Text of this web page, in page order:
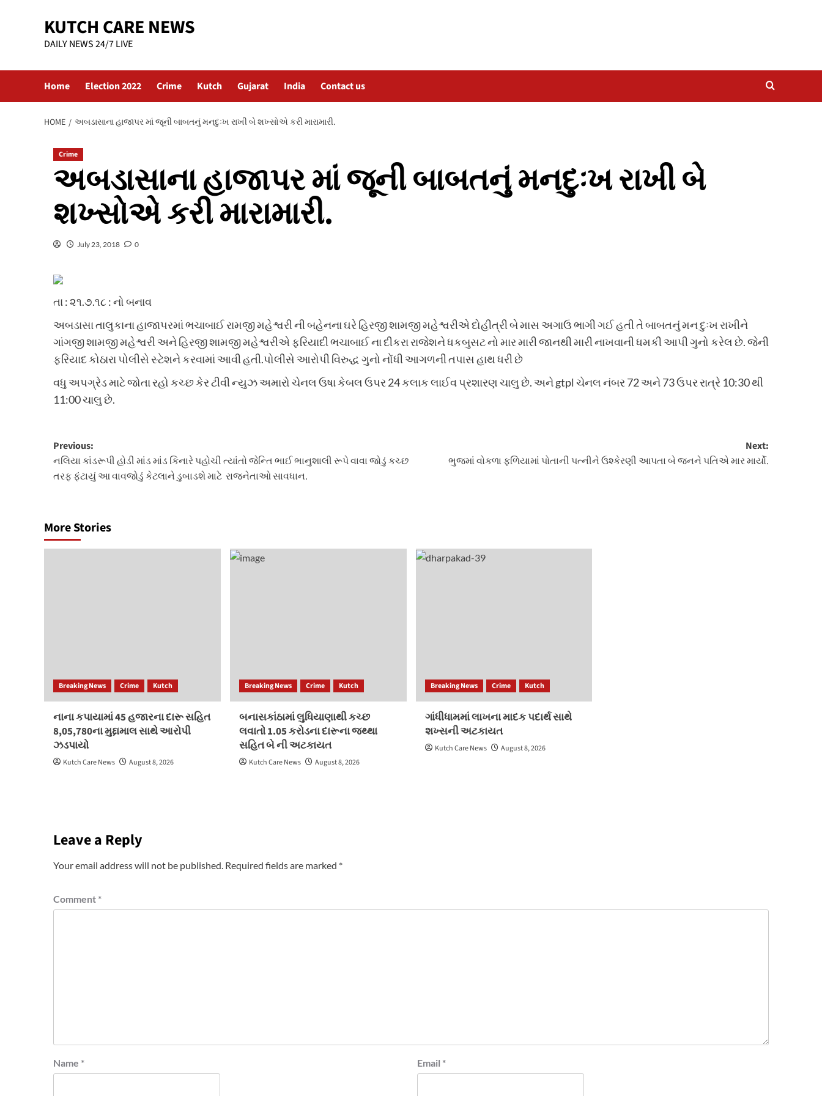
KUTCH CARE NEWS
DAILY NEWS 24/7 LIVE
Home Election 2022 Crime Kutch Gujarat India Contact us
HOME અબડાસાના હાજાપર માં જૂની બાબતનું મનદુઃખ રાખી બે શખ્સોએ કરી મારામારી.
Crime
અબડાસાના હાજાપર માં જૂની બાબતનું મનદુઃખ રાખી બે
શખ્સોએ કરી મારામારી.
July 23, 2018 0
તા : ૨૧.૭.૧૮ : નો બનાવ
અબડાસા તાલુકાના હાજાપરમાં ભચાબાઈ રામજી મહેશ્વરી ની બહેનના ઘરે હિરજી શામજી મહેશ્વરીએ દોહીત્રી બે માસ અગાઉ ભાગી ગઈ હતી તે બાબતનું મન દુઃખ રાખીને
ગાંગજી શામજી મહેશ્વરી અને હિરજી શામજી મહેશ્વરીએ ફરિયાદી ભચાબાઈ ના દીકરા રાજેશને ધકબુસટ નો માર મારી જાનથી મારી નાખવાની ધમકી આપી ગુનો કરેલ છે. જેની
ફરિયાદ કોઠારા પોલીસે સ્ટેશને કરવામાં આવી હતી.પોલીસે આરોપી વિરુદ્ધ ગુનો નોંધી આગળની તપાસ હાથ ધરી છે
વધુ અપગ્રેડ માટે જોતા રહો કચ્છ કેર ટીવી ન્યુઝ અમારો ચેનલ ઉષા કેબલ ઉપર 24 કલાક લાઈવ પ્રશારણ ચાલુ છે. અને gtpl ચેનલ નંબર 72 અને 73 ઉપર રાત્રે 10:30 થી
11:00 ચાલુ છે.
Post
navigation
Previous:
નલિયા કાંડરૂપી હોડી માંડ માંડ કિનારે પહોચી ત્યાંતો જેન્તિ ભાઈ ભાનુશાલી રૂપે વાવા જોડું કચ્છ
તરફ ફંટાયું આ વાવજોડું કેટલાને ડુબાડશે માટે રાજનેતાઓ સાવધાન.
Next:
ભુજમાં વોકળા ફળિયામાં પોતાની પત્નીને ઉશ્કેરણી આપતા બે જનને પતિએ માર માર્યો.
More Stories
Breaking News Crime Kutch
નાના કપાયામાં 45 હજારના દારૂ સહિત
8,05,780ના મુદ્દામાલ સાથે આરોપી
ઝડપાયો
Kutch Care News August 8, 2026
Breaking News Crime Kutch
બનાસકાંઠામાં લુધિયાણાથી કચ્છ
લવાતો 1.05 કરોડના દારૂના જથ્થા
સહિત બે ની અટકાયત
Kutch Care News August 8, 2026
Breaking News Crime Kutch
ગાંધીધામમાં લાખના માદક પદાર્થ સાથે
શખ્સની અટકાયત
Kutch Care News August 8, 2026
Leave a Reply
Your email address will not be published. Required fields are marked *
Comment *
Name * Email *